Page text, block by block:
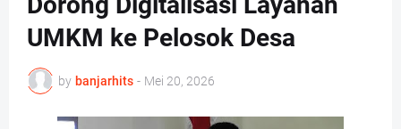
UMKM ke Pelosok Desa
by banjarhits - Mei 20, 2026